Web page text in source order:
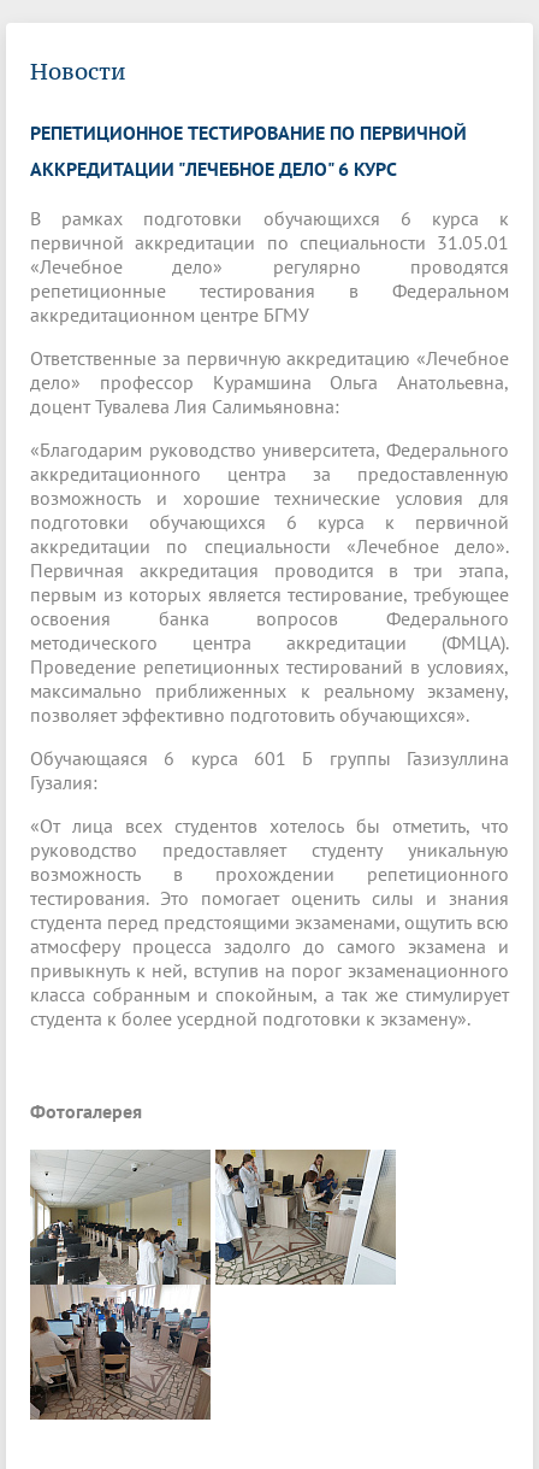
Новости
РЕПЕТИЦИОННОЕ ТЕСТИРОВАНИЕ ПО ПЕРВИЧНОЙ
АККРЕДИТАЦИИ "ЛЕЧЕБНОЕ ДЕЛО" 6 КУРС
В рамках подготовки обучающихся 6 курса к
первичной аккредитации по специальности 31.05.01
«Лечебное дело» регулярно проводятся
репетиционные тестирования в Федеральном
аккредитационном центре БГМУ
Ответственные за первичную аккредитацию «Лечебное
дело» профессор Курамшина Ольга Анатольевна,
доцент Тувалева Лия Салимьяновна:
«Благодарим руководство университета, Федерального
аккредитационного центра за предоставленную
возможность и хорошие технические условия для
подготовки обучающихся 6 курса к первичной
аккредитации по специальности «Лечебное дело».
Первичная аккредитация проводится в три этапа,
первым из которых является тестирование, требующее
освоения банка вопросов Федерального
методического центра аккредитации (ФМЦА).
Проведение репетиционных тестирований в условиях,
максимально приближенных к реальному экзамену,
позволяет эффективно подготовить обучающихся».
Обучающаяся 6 курса 601 Б группы Газизуллина
Гузалия:
«От лица всех студентов хотелось бы отметить, что
руководство предоставляет студенту уникальную
возможность в прохождении репетиционного
тестирования. Это помогает оценить силы и знания
студента перед предстоящими экзаменами, ощутить всю
атмосферу процесса задолго до самого экзамена и
привыкнуть к ней, вступив на порог экзаменационного
класса собранным и спокойным, а так же стимулирует
студента к более усердной подготовки к экзамену».
Фотогалерея